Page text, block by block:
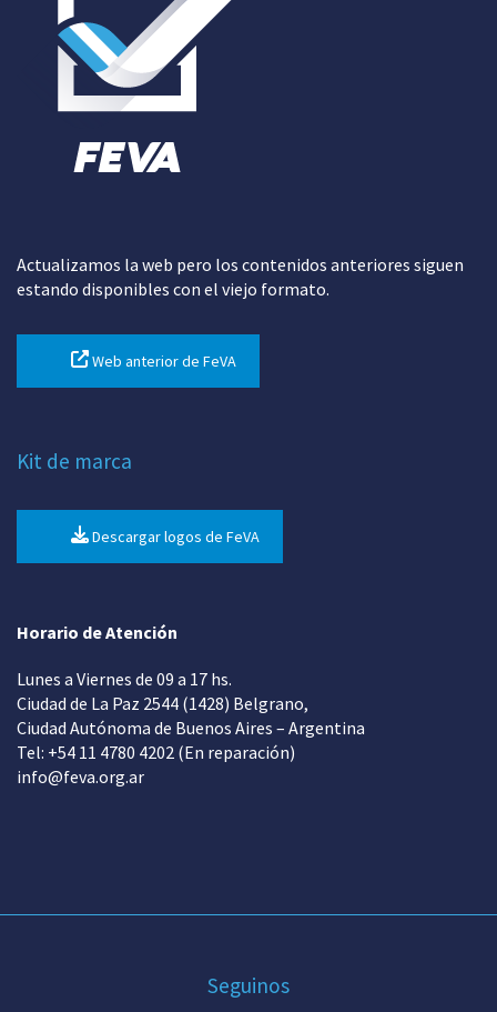
Actualizamos la web pero los contenidos anteriores siguen
estando disponibles con el viejo formato.
Web anterior de FeVA
Kit de marca
Descargar logos de FeVA
Horario de Atención
Lunes a Viernes de 09 a 17 hs.
Ciudad de La Paz 2544 (1428) Belgrano,
Ciudad Autónoma de Buenos Aires – Argentina
Tel: +54 11 4780 4202 (En reparación)
info@feva.org.ar
Seguinos